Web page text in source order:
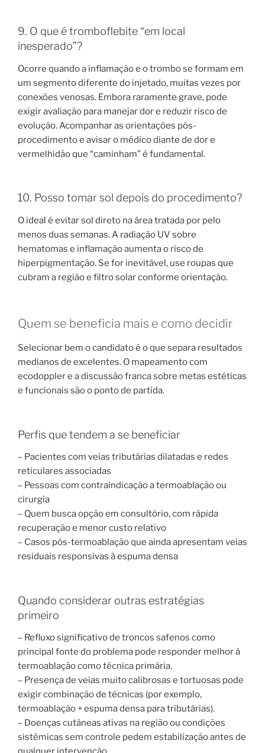
9. O que é tromboflebite “em local
inesperado”?
Ocorre quando a inflamação e o trombo se formam em
um segmento diferente do injetado, muitas vezes por
conexões venosas. Embora raramente grave, pode
exigir avaliação para manejar dor e reduzir risco de
evolução. Acompanhar as orientações pós-
procedimento e avisar o médico diante de dor e
vermelhidão que “caminham” é fundamental.
10. Posso tomar sol depois do procedimento?
O ideal é evitar sol direto na área tratada por pelo
menos duas semanas. A radiação UV sobre
hematomas e inflamação aumenta o risco de
hiperpigmentação. Se for inevitável, use roupas que
cubram a região e filtro solar conforme orientação.
Quem se beneficia mais e como decidir
Selecionar bem o candidato é o que separa resultados
medianos de excelentes. O mapeamento com
ecodoppler e a discussão franca sobre metas estéticas
e funcionais são o ponto de partida.
Perfis que tendem a se beneficiar
– Pacientes com veias tributárias dilatadas e redes
reticulares associadas
– Pessoas com contraindicação a termoablação ou
cirurgia
– Quem busca opção em consultório, com rápida
recuperação e menor custo relativo
– Casos pós-termoablação que ainda apresentam veias
residuais responsivas à espuma densa
Quando considerar outras estratégias
primeiro
– Refluxo significativo de troncos safenos como
principal fonte do problema pode responder melhor à
termoablação como técnica primária.
– Presença de veias muito calibrosas e tortuosas pode
exigir combinação de técnicas (por exemplo,
termoablação + espuma densa para tributárias).
– Doenças cutâneas ativas na região ou condições
sistêmicas sem controle pedem estabilização antes de